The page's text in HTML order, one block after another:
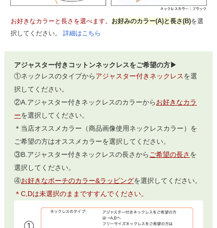
お好きなカラーと長さを選べます。 お好みのカラー(A)と長さ(B)を選
択してください。 詳細はこちら
アジャスター付きコットンネックレスをご希望の方▶
①ネックレスのタイプから アジャスター付きネックレス を選
択してください。
②A.アジャスター付きネックレスのカラーから お好きなカラ
ーを選択してください。
＊当店オススメカラー（商品画像使用ネックレスカラー）を
ご希望の方はオススメカラーを選択してください。
③B.アジャスター付きネックレスの長さから ご希望の長さ を
選択してください。
④お好きなポーチのカラー&ラッピングを選択してください。
＊C,Dは未選択のままですすんでください。